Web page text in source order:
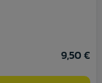
9,50 €